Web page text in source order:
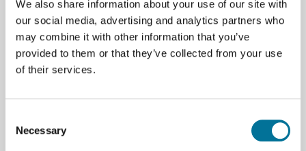
We also share information about your use of our site with
our social media, advertising and analytics partners who
may combine it with other information that you’ve
provided to them or that they’ve collected from your use
of their services.
Selection
Necessary
biedt je de flexibiliteit om de beste oplossing voor
jouw klaslokaal of laboratorium te kiezen, zonder dat
extra apparatuur of software nodig is.
Technische Specificaties:
Meetbereik:0 tot 20.000 μS/cm (0 tot 10.000 mg/L
±1% van